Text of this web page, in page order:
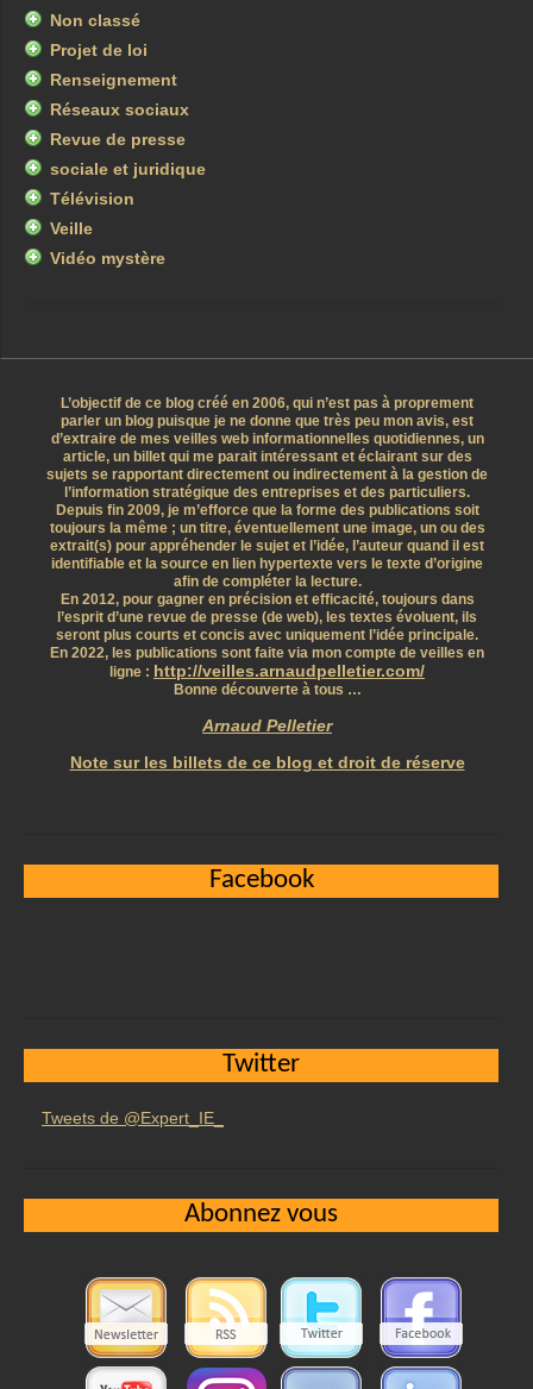
Non classé
Projet de loi
Renseignement
Réseaux sociaux
Revue de presse
sociale et juridique
Télévision
Veille
Vidéo mystère
L’objectif de ce blog créé en 2006, qui n’est pas à proprement
parler un blog puisque je ne donne que très peu mon avis, est
d’extraire de mes veilles web informationnelles quotidiennes, un
article, un billet qui me parait intéressant et éclairant sur des
sujets se rapportant directement ou indirectement à la gestion de
l’information stratégique des entreprises et des particuliers.
Depuis fin 2009, je m’efforce que la forme des publications soit
toujours la même ; un titre, éventuellement une image, un ou des
extrait(s) pour appréhender le sujet et l’idée, l’auteur quand il est
identifiable et la source en lien hypertexte vers le texte d’origine
afin de compléter la lecture.
En 2012, pour gagner en précision et efficacité, toujours dans
l’esprit d’une revue de presse (de web), les textes évoluent, ils
seront plus courts et concis avec uniquement l’idée principale.
En 2022, les publications sont faite via mon compte de veilles en
ligne : http://veilles.arnaudpelletier.com/
Bonne découverte à tous …
Arnaud Pelletier
Note sur les billets de ce blog et droit de réserve
Facebook
Twitter
Tweets de @Expert_IE_
Abonnez vous